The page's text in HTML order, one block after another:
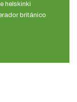
helskinki
británico